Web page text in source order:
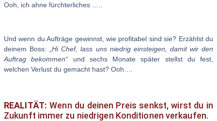
Ooh, ich ahne fürchterliches …..
Und wenn du Aufträge gewinnst, wie profitabel sind sie? Erzählst du
deinem Boss: „Hi Chef, lass uns niedrig einsteigen, damit wir den
Auftrag bekommen“ und sechs Monate später stellst du fest,
welchen Verlust du gemacht hast? Ooh….
REALITÄT: Wenn du deinen Preis senkst, wirst du in
Zukunft immer zu niedrigen Konditionen verkaufen.